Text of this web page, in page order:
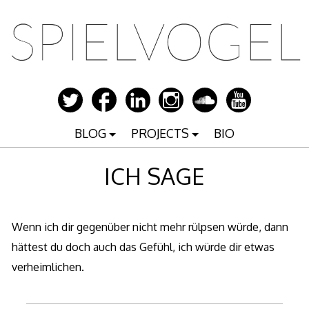
Inhalt
springen
BLOG PROJECTS BIO
ICH SAGE
Wenn ich dir gegenüber nicht mehr rülpsen würde, dann
hättest du doch auch das Gefühl, ich würde dir etwas
verheimlichen.